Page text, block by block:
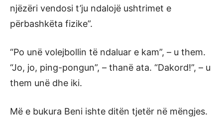
njëzëri vendosi t’ju ndalojë ushtrimet e
përbashkëta fizike”.
“Po unë volejbollin të ndaluar e kam”, – u them.
“Jo, jo, ping-pongun”, – thanë ata. “Dakord!”, – u
them unë dhe iki.
Më e bukura Beni ishte ditën tjetër në mëngjes.